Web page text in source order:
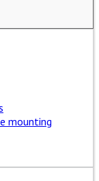
mounting